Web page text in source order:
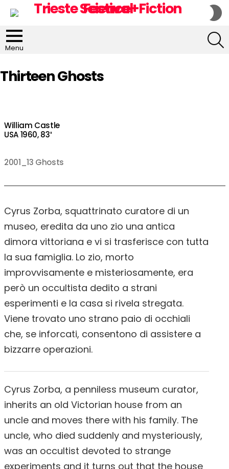
Menu
Thirteen Ghosts
William Castle
USA 1960, 83′
2001_13 Ghosts
Cyrus Zorba, squattrinato curatore di un
museo, eredita da uno zio una antica
dimora vittoriana e vi si trasferisce con tutta
la sua famiglia. Lo zio, morto
improvvisamente e misteriosamente, era
però un occultista dedito a strani
esperimenti e la casa si rivela stregata.
Viene trovato uno strano paio di occhiali
che, se inforcati, consentono di assistere a
bizzarre operazioni.
Cyrus Zorba, a penniless museum curator,
inherits an old Victorian house from an
uncle and moves there with his family. The
uncle, who died suddenly and mysteriously,
was an occultist devoted to strange
experiments and it turns out that the house